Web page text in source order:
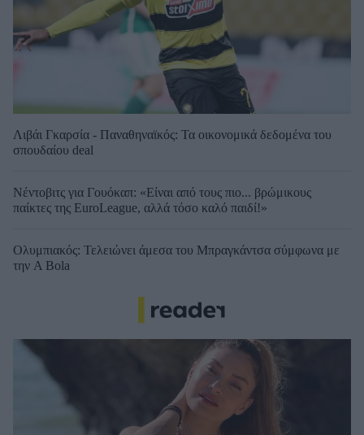
Λιβάι Γκαρσία - Παναθηναϊκός: Τα οικονομικά δεδομένα του
σπουδαίου deal
Νέντοβιτς για Γουόκαπ: «Είναι από τους πιο... βρώμικους
παίκτες της EuroLeague, αλλά τόσο καλό παιδί!»
Ολυμπιακός: Τελειώνει άμεσα του Μπραγκάντσα σύμφωνα με
την A Bola